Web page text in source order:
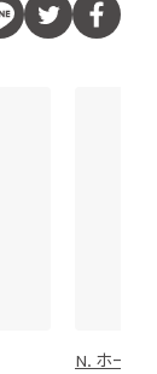
N. ホール